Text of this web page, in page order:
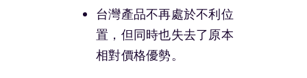
台灣產品不再處於不利位
置，但同時也失去了原本
相對價格優勢。